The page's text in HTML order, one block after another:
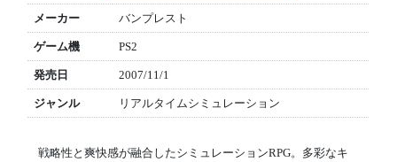
メーカー バンプレスト
ゲーム機 PS2
発売日 2007/11/1
ジャンル リアルタイムシミュレーション
戦略性と爽快感が融合したシミュレーションRPG。多彩なキ